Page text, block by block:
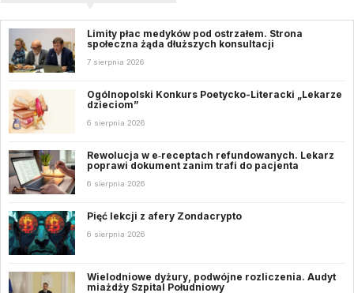
Limity płac medyków pod ostrzałem. Strona
społeczna żąda dłuższych konsultacji
7 sierpnia 2026
Ogólnopolski Konkurs Poetycko-Literacki „Lekarze
dzieciom”
6 sierpnia 2026
Rewolucja w e‑receptach refundowanych. Lekarz
poprawi dokument zanim trafi do pacjenta
6 sierpnia 2026
Pięć lekcji z afery Zondacrypto
6 sierpnia 2026
Wielodniowe dyżury, podwójne rozliczenia. Audyt
miażdży Szpital Południowy